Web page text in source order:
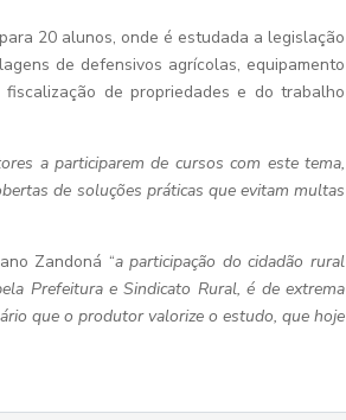
20 alunos, onde é estudada a legislação
de defensivos agrícolas, equipamento
de propriedades e do trabalho
a participarem de cursos com este tema,
de soluções práticas que evitam multas
Zandoná “a participação do cidadão rural
Prefeitura e Sindicato Rural, é de extrema
que o produtor valorize o estudo, que hoje